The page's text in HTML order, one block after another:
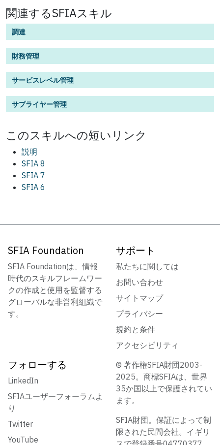
関連するSFIAスキル
調達
財務管理
サービスレベル管理
サプライヤー管理
このスキルへの短いリンク
説明
SFIA 8
SFIA 7
SFIA 6
SFIA Foundation
SFIA Foundationは、情報
時代のスキルフレームワー
クの作成と使用を監督する
グローバルな非営利組織で
す。
サポート
私たちに関しては
お問い合わせ
サイトマップ
プライバシー
規約と条件
アクセシビリティ
フォローする
LinkedIn
SFIAユーザーフォーラムよ
り
Twitter
YouTube
© 著作権SFIA財団2003-
2025。商標SFIAは、世界
35か国以上で保護されてい
ます。
SFIA財団。保証によって制
限された民間会社。イギリ